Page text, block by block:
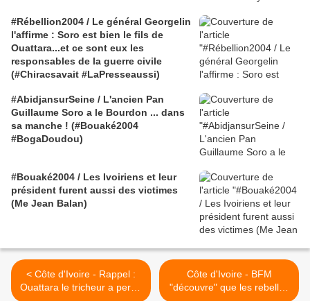
#Rébellion2004 / Le général Georgelin
l'affirme : Soro est bien le fils de
Ouattara...et ce sont eux les
responsables de la guerre civile
(#Chiracsavait #LaPresseaussi)
#AbidjansurSeine / L'ancien Pan
Guillaume Soro a le Bourdon ... dans
sa manche ! (#Bouaké2004
#BogaDoudou)
#Bouaké2004 / Les Ivoiriens et leur
président furent aussi des victimes
(Me Jean Balan)
< Côte d'Ivoire - Rappel :
Ouattara le tricheur a perdu
Côte d'Ivoire - BFM
"découvre" que les rebelles